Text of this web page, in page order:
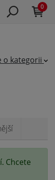
0
o kategorii
Chcete